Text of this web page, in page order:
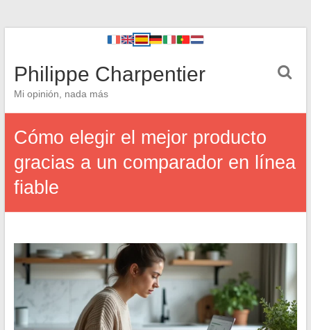
Philippe Charpentier
Mi opinión, nada más
Cómo elegir el mejor producto
gracias a un comparador en línea
fiable